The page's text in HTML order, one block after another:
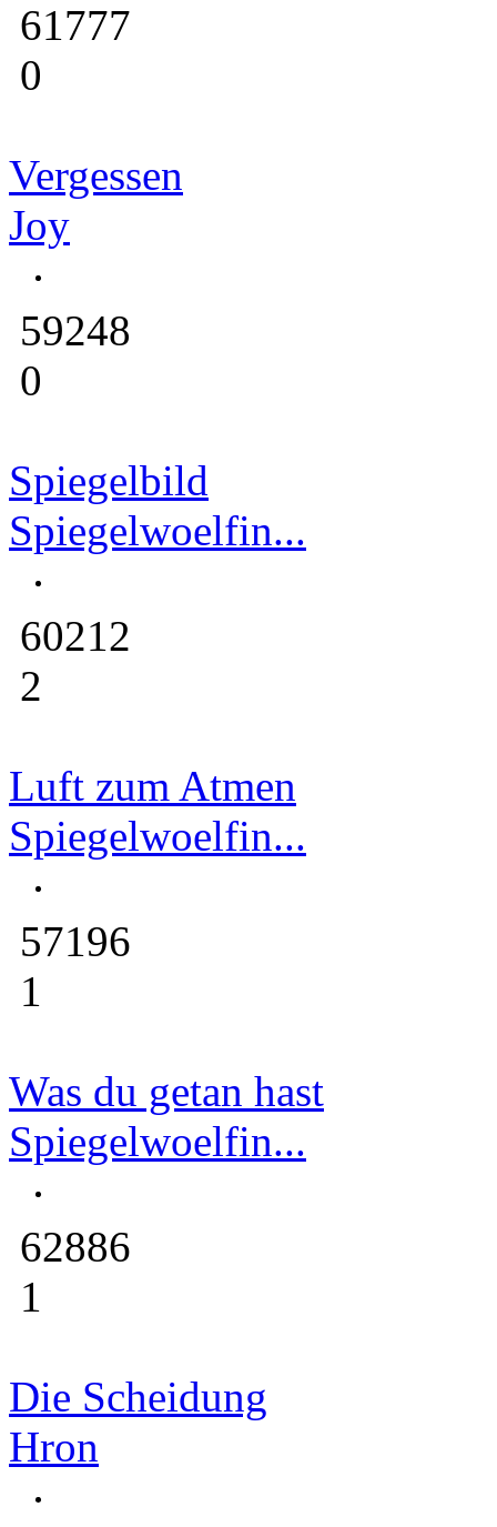
61777
0
Vergessen
Joy
59248
0
Spiegelbild
Spiegelwoelfin...
60212
2
Luft zum Atmen
Spiegelwoelfin...
57196
1
Was du getan hast
Spiegelwoelfin...
62886
1
Die Scheidung
Hron